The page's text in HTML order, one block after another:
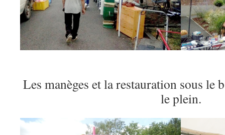
Les manèges et la restauration sous le
le plein.